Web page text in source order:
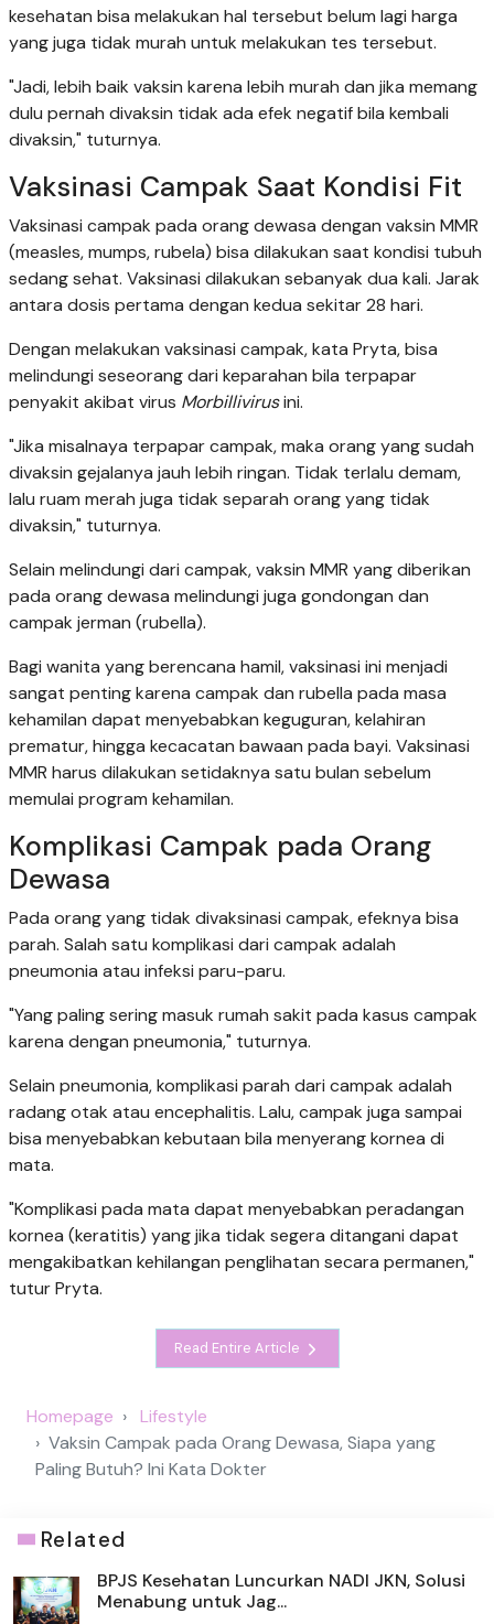
kesehatan bisa melakukan hal tersebut belum lagi harga
yang juga tidak murah untuk melakukan tes tersebut.
"Jadi, lebih baik vaksin karena lebih murah dan jika memang
dulu pernah divaksin tidak ada efek negatif bila kembali
divaksin," tuturnya.
Vaksinasi Campak Saat Kondisi Fit
Vaksinasi campak pada orang dewasa dengan vaksin MMR
(measles, mumps, rubela) bisa dilakukan saat kondisi tubuh
sedang sehat. Vaksinasi dilakukan sebanyak dua kali. Jarak
antara dosis pertama dengan kedua sekitar 28 hari.
Dengan melakukan vaksinasi campak, kata Pryta, bisa
melindungi seseorang dari keparahan bila terpapar
penyakit akibat virus Morbillivirusini.
"Jika misalnaya terpapar campak, maka orang yang sudah
divaksin gejalanya jauh lebih ringan. Tidak terlalu demam,
lalu ruam merah juga tidak separah orang yang tidak
divaksin," tuturnya.
Selain melindungi dari campak, vaksin MMR yang diberikan
pada orang dewasa melindungi juga gondongan dan
campak jerman (rubella).
Bagi wanita yang berencana hamil, vaksinasi ini menjadi
sangat penting karena campak dan rubella pada masa
kehamilan dapat menyebabkan keguguran, kelahiran
prematur, hingga kecacatan bawaan pada bayi. Vaksinasi
MMR harus dilakukan setidaknya satu bulan sebelum
memulai program kehamilan.
Komplikasi Campak pada Orang
Dewasa
Pada orang yang tidak divaksinasi campak, efeknya bisa
parah. Salah satu komplikasi dari campak adalah
pneumonia atau infeksi paru-paru.
"Yang paling sering masuk rumah sakit pada kasus campak
karena dengan pneumonia," tuturnya.
Selain pneumonia, komplikasi parah dari campak adalah
radang otak atau encephalitis. Lalu, campak juga sampai
bisa menyebabkan kebutaan bila menyerang kornea di
mata.
"Komplikasi pada mata dapat menyebabkan peradangan
kornea (keratitis) yang jika tidak segera ditangani dapat
mengakibatkan kehilangan penglihatan secara permanen,"
tutur Pryta.
Read Entire Article
Homepage
Lifestyle
Vaksin Campak pada Orang Dewasa, Siapa yang
Paling Butuh? Ini Kata Dokter
Related
BPJS Kesehatan Luncurkan NADI JKN, Solusi
Menabung untuk Jag...